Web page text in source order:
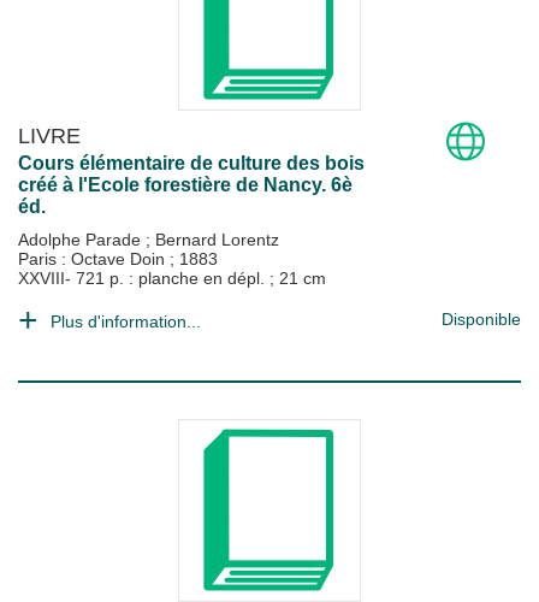
LIVRE
Cours élémentaire de culture des bois
créé à l'Ecole forestière de Nancy. 6è
éd.
Adolphe Parade ; Bernard Lorentz
Paris : Octave Doin ; 1883
XXVIII- 721 p. : planche en dépl. ; 21 cm
Plus d'information... Disponible